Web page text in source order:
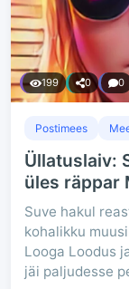
199 0 0
Postimees
Üllatuslaiv:
üles räppar
Suve hakul
kohalikku
Looga Loodus
jäi paljudesse